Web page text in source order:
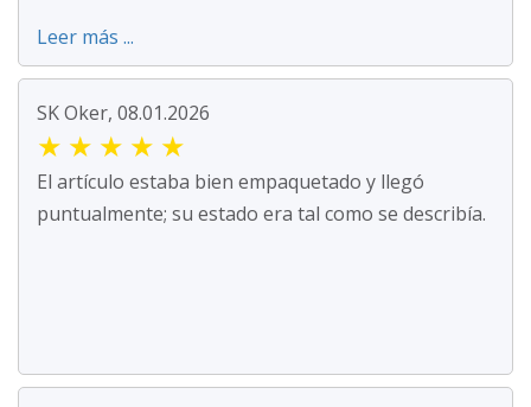
Leer más ...
SK Oker, 08.01.2026
★ ★ ★ ★ ★
El artículo estaba bien empaquetado y llegó
puntualmente; su estado era tal como se describía.